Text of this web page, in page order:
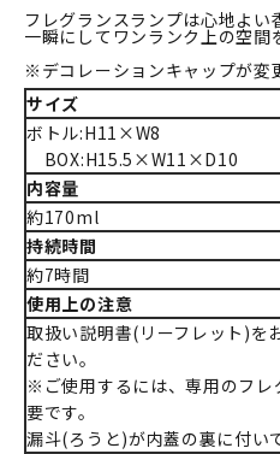
フレグランスランプは心地よい
一瞬にしてワンランク上の空間
※デコレーションキャップが変
サイズ
ボトル:H11×W8
BOX:H15.5×W11×D10
内容量
約170ml
持続時間
約7時間
使用上の注意
取扱い説明書(リーフレット)を
ださい。
※ご使用するには、専用のフ
要です。
漏斗(ろうと)が内蓋の裏に付い